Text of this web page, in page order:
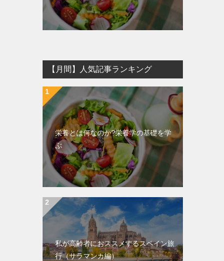
【月間】人気記事ランキング
栄養とは何なのか?栄養学の基礎を学
ぶ
私が高齢者におススメするスペイン旅
行（サラマンカ編）